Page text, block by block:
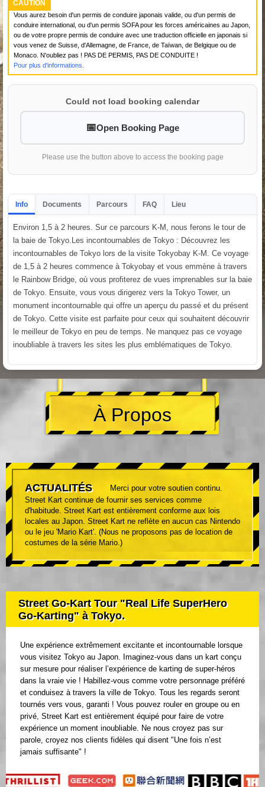
CAUTION
Vous aurez besoin d'un permis de conduire japonais valide, ou d'un permis de
conduire international, ou d'un permis SOFA pour les forces américaines au Japon,
ou de votre propre permis de conduire avec une traduction officielle en japonais si
vous venez de Suisse, d'Allemagne, de France, de Taïwan, de Belgique ou de
Monaco. N'oubliez pas ! PAS DE PERMIS, PAS DE CONDUITE !
Pour plus d'informations.
Could not load booking calendar
Open Booking Page
Please use the button above to access the booking page
Info Documents Parcours FAQ Lieu
Environ 1,5 à 2 heures. Sur ce parcours K-M, nous ferons le tour de
la baie de Tokyo.Les incontournables de Tokyo : Découvrez les
incontournables de Tokyo lors de la visite Tokyobay K-M. Ce voyage
de 1,5 à 2 heures commence à Tokyobay et vous emmène à travers
le Rainbow Bridge, où vous profiterez de vues imprenables sur la baie
de Tokyo. Ensuite, vous vous dirigerez vers la Tokyo Tower, un
monument incontournable qui offre un aperçu du passé et du présent
de Tokyo. Cette visite est parfaite pour ceux qui souhaitent découvrir
le meilleur de Tokyo en peu de temps. Ne manquez pas ce voyage
inoubliable à travers les sites les plus emblématiques de Tokyo.
À Propos
ACTUALITÉS
Merci pour votre soutien continu.
Street Kart continue de fournir ses services comme
d'habitude. Street Kart est entièrement conforme aux lois
locales au Japon. Street Kart ne reflète en aucun cas Nintendo
ou le jeu 'Mario Kart'. (Nous ne proposons pas de location de
costumes de la série Mario.)
Street Go-Kart Tour "Real Life SuperHero
Go-Karting" à Tokyo.
Une expérience extrêmement excitante et incontournable lorsque
vous visitez Tokyo au Japon. Imaginez-vous dans un kart conçu
sur mesure pour réaliser l’expérience de karting de super-héros
dans la vraie vie ! Habillez-vous comme votre personnage préféré
et conduisez à travers la ville de Tokyo. Tous les regards seront
tournés vers vous, garanti ! Vous pouvez rouler en groupe ou en
privé, Street Kart est entièrement équipé pour faire de votre
expérience un moment inoubliable. Ne nous croyez pas sur
parole, croyez nos clients fidèles qui disent "Une fois n’est
jamais suffisante" !